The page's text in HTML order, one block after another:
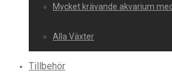
Mycket krävande akvarium
Alla Växter
Tillbehör